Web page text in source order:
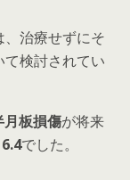
治療せずにそ
検討されてい
月板損傷が将来
6.4でした。